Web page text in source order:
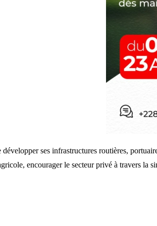
ses infrastructures routières,
encourager le secteur privé à travers la